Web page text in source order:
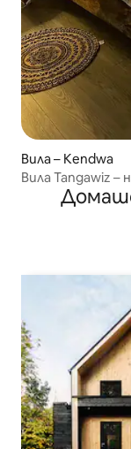
Вила – Kendwa
Вила Tangawiz –